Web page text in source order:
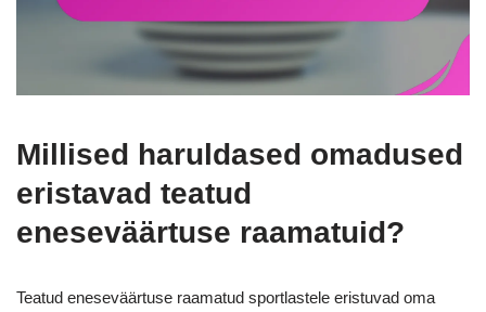
Millised haruldased omadused
eristavad teatud
eneseväärtuse raamatuid?
Teatud eneseväärtuse raamatud sportlastele eristuvad oma